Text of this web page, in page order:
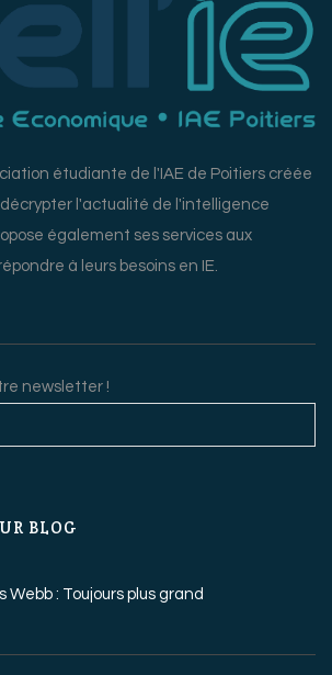
étudiante de l'IAE de Poitiers créée
décrypter l'actualité de l'intelligence
également ses services aux
à leurs besoins en IE.
newsletter !
BLOG
Webb : Toujours plus grand